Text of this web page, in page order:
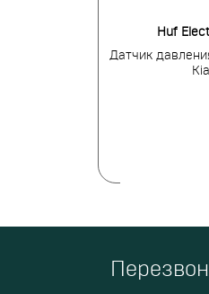
Huf
Датчик
Kia